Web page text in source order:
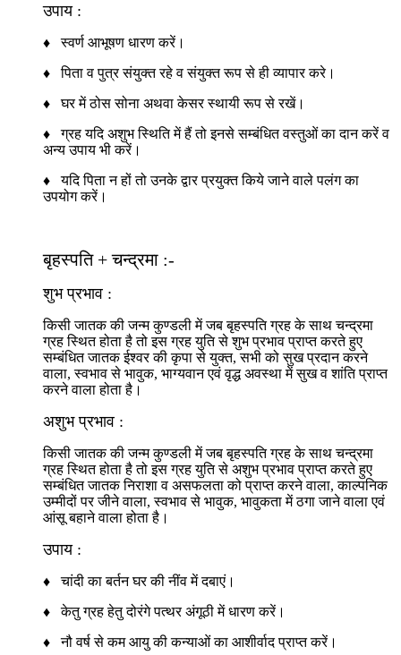
उपाय :
♦ स्वर्ण आभूषण धारण करें।
♦ पिता व पुत्र संयुक्त रहे व संयुक्त रूप से ही व्यापार करे।
♦ घर में ठोस सोना अथवा केसर स्थायी रूप से रखें।
♦ ग्रह यदि अशुभ स्थिति में हैं तो इनसे सम्बंधित वस्तुओं का दान करें व
अन्य उपाय भी करें।
♦ यदि पिता न हों तो उनके द्वार प्रयुक्त किये जाने वाले पलंग का
उपयोग करें।
बृहस्पति + चन्द्रमा :-
शुभ प्रभाव :
किसी जातक की जन्म कुण्डली में जब बृहस्पति ग्रह के साथ चन्द्रमा
ग्रह स्थित होता है तो इस ग्रह युति से शुभ प्रभाव प्राप्त करते हुए
सम्बंधित जातक ईश्वर की कृपा से युक्त, सभी को सुख प्रदान करने
वाला, स्वभाव से भावुक, भाग्यवान एवं वृद्ध अवस्था में सुख व शांति प्राप्त
करने वाला होता है।
अशुभ प्रभाव :
किसी जातक की जन्म कुण्डली में जब बृहस्पति ग्रह के साथ चन्द्रमा
ग्रह स्थित होता है तो इस ग्रह युति से अशुभ प्रभाव प्राप्त करते हुए
सम्बंधित जातक निराशा व असफलता को प्राप्त करने वाला, काल्पनिक
उम्मीदों पर जीने वाला, स्वभाव से भावुक, भावुकता में ठगा जाने वाला एवं
आंसू बहाने वाला होता है।
उपाय :
♦ चांदी का बर्तन घर की नींव में दबाएं।
♦ केतु ग्रह हेतु दोरंगे पत्थर अंगूठी में धारण करें।
♦ नौ वर्ष से कम आयु की कन्याओं का आशीर्वाद प्राप्त करें।